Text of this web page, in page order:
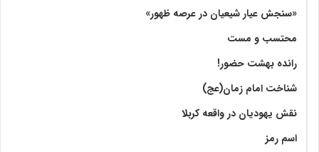
«سنجش عیار شیعیان در عرصه ظهور»
محتسب و مست
رانده بهشت‌ حضور!
شناخت امام زمان(عج)
نقش یهودیان در واقعه کربلا
اسم رمز